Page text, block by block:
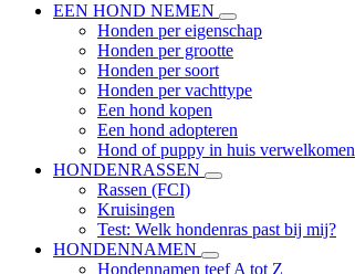
EEN HOND NEMEN
Honden per eigenschap
Honden per grootte
Honden per soort
Honden per vachttype
Een hond kopen
Een hond adopteren
Hond of puppy in huis verwelkomen
HONDENRASSEN
Rassen (FCI)
Kruisingen
Test: Welk hondenras past bij mij?
HONDENNAMEN
Hondennamen teef A tot Z